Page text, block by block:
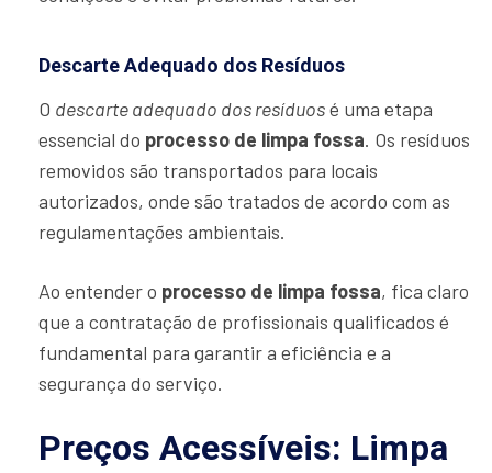
Descarte Adequado dos Resíduos
O descarte adequado dos resíduosé uma etapa
essencial do processo de limpa fossa. Os resíduos
removidos são transportados para locais
autorizados, onde são tratados de acordo com as
regulamentações ambientais.
Ao entender o processo de limpa fossa, fica claro
que a contratação de profissionais qualificados é
fundamental para garantir a eficiência e a
segurança do serviço.
Preços Acessíveis: Limpa